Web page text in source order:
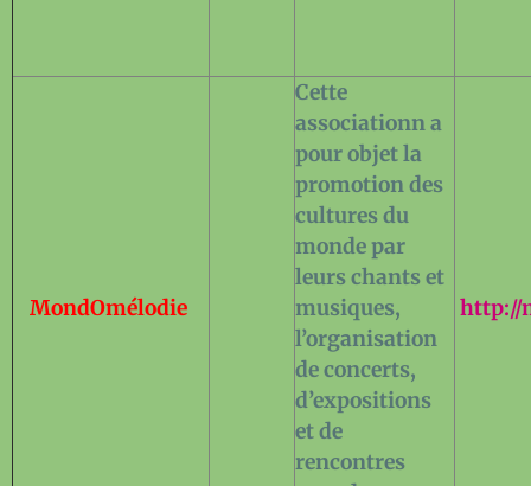
MondOmélodie
Cette
associationn a
pour objet la
promotion des
cultures du
monde par
leurs chants et
musiques,
l’organisation
de concerts,
d’expositions
et de
rencontres
http://